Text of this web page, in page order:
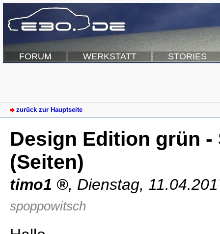
FORUM WERKSTATT STORIES
zurück zur Hauptseite
Design Edition grün
(Seiten)
timo1 , Dienstag,
spoppowitsch